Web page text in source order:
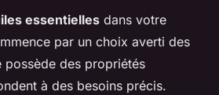
essentielles dans votre
par un choix averti des
possède des propriétés
à des besoins précis.